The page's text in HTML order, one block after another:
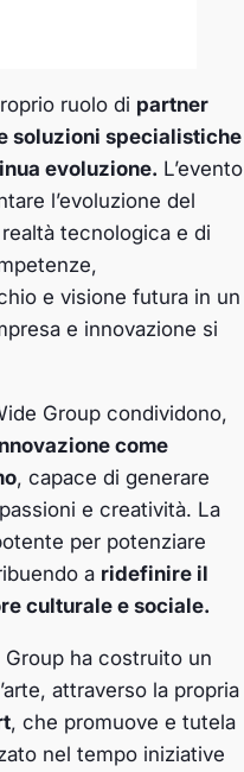
ruolo di partner
soluzioni specialistiche
evoluzione. L’evento
l’evoluzione del
tecnologica e di
e visione futura in un
e innovazione si
Group condividono,
come
, capace di generare
e creatività. La
per potenziare
a ridefinire il
culturale e sociale.
ha costruito un
attraverso la propria
, che promuove e tutela
nel tempo iniziative